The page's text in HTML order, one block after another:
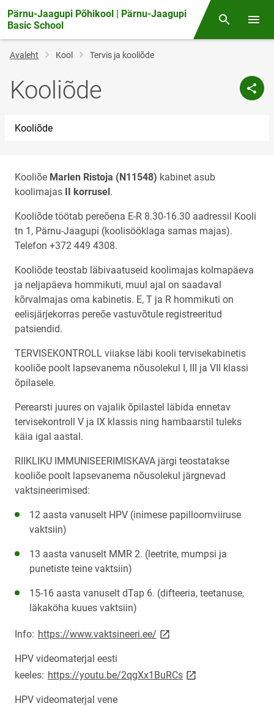
Pärnu-Jaagupi Põhikool | Pärnu-Jaagupi
Basic School
Otsing
Jälglink
Avaleht Kool Tervis ja kooliõde
Kooliõde
Kooliõde
Kooliõe Marlen Ristoja (N11548) kabinet asub
koolimajas II korrusel.
Kooliõde töötab pereõena E-R 8.30-16.30 aadressil Kooli
tn 1, Pärnu-Jaagupi (koolisööklaga samas majas).
Telefon +372 449 4308.
Kooliõde teostab läbivaatuseid koolimajas kolmapäeva
ja neljapäeva hommikuti, muul ajal on saadaval
kõrvalmajas oma kabinetis. E, T ja R hommikuti on
eelisjärjekorras pereõe vastuvõtule registreeritud
patsiendid.
TERVISEKONTROLL viiakse läbi kooli tervisekabinetis
kooliõe poolt lapsevanema nõusolekul I, III ja VII klassi
õpilasele.
Perearsti juures on vajalik õpilastel läbida ennetav
tervisekontroll V ja IX klassis ning hambaarstil tuleks
käia igal aastal.
RIIKLIKU IMMUNISEERIMISKAVA järgi teostatakse
kooliõe poolt lapsevanema nõusolekul järgnevad
vaktsineerimised:
12 aasta vanuselt HPV (inimese papilloomviiruse
vaktsiin)
13 aasta vanuselt MMR 2. (leetrite, mumpsi ja
punetiste teine vaktsiin)
15-16 aasta vanuselt dTap 6. (difteeria, teetanuse,
läkaköha kuues vaktsiin)
Info: https://www.vaktsineeri.ee/ link opens on new page
HPV videomaterjal eesti
keeles: https://youtu.be/2qgXx1BuRCslink opens on new
HPV videomaterjal vene